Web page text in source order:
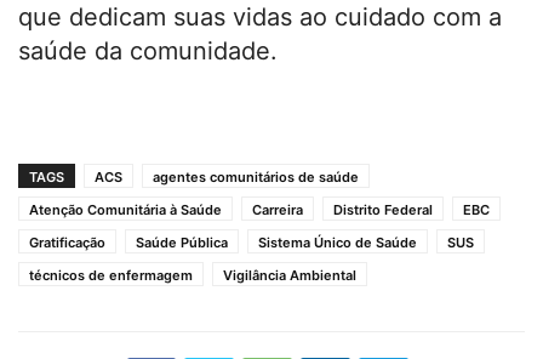
que dedicam suas vidas ao cuidado com a
saúde da comunidade.
TAGS ACS
agentes comunitários de saúde
Atenção Comunitária à Saúde
Carreira Distrito Federal
EBC
Gratificação
Saúde Pública Sistema Único de Saúde
SUS
técnicos de enfermagem
Vigilância Ambiental